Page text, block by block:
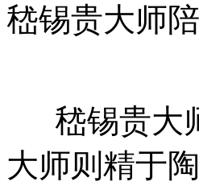
嵇锡贵大师
嵇锡贵大
大师则精于